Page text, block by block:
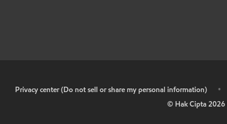
Privacy center (Do not sell or share my personal information) •
© Hak Cipta2026